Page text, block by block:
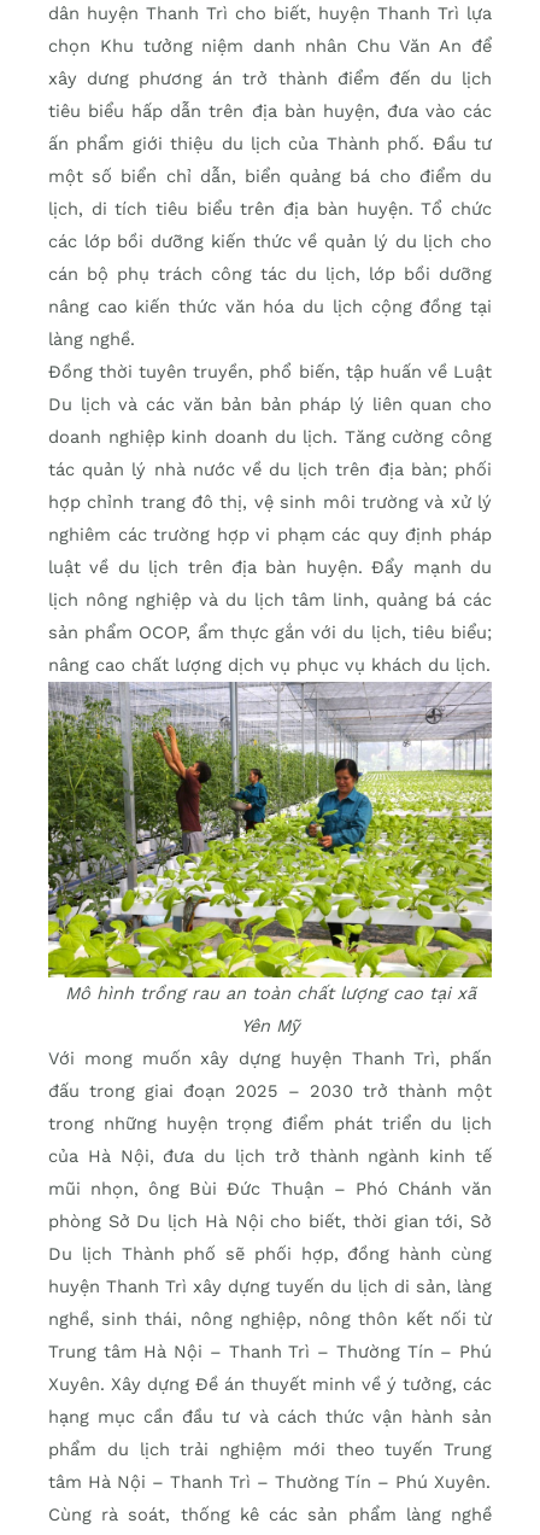
dân huyện Thanh Trì cho biết, huyện Thanh Trì lựa
chọn Khu tưởng niệm danh nhân Chu Văn An để
xây dưng phương án trở thành điểm đến du lịch
tiêu biểu hấp dẫn trên địa bàn huyện, đưa vào các
ấn phẩm giới thiệu du lịch của Thành phố. Đầu tư
một số biển chỉ dẫn, biển quảng bá cho điểm du
lịch, di tích tiêu biểu trên địa bàn huyện. Tổ chức
các lớp bồi dưỡng kiến thức về quản lý du lịch cho
cán bộ phụ trách công tác du lịch, lớp bồi dưỡng
nâng cao kiến thức văn hóa du lịch cộng đồng tại
làng nghề.
Đồng thời tuyên truyền, phổ biến, tập huấn về Luật
Du lịch và các văn bản bản pháp lý liên quan cho
doanh nghiệp kinh doanh du lịch. Tăng cường công
tác quản lý nhà nước về du lịch trên địa bàn; phối
hợp chỉnh trang đô thị, vệ sinh môi trường và xử lý
nghiêm các trường hợp vi phạm các quy định pháp
luật về du lịch trên địa bàn huyện. Đẩy mạnh du
lịch nông nghiệp và du lịch tâm linh, quảng bá các
sản phẩm OCOP, ẩm thực gắn với du lịch, tiêu biểu;
nâng cao chất lượng dịch vụ phục vụ khách du lịch.
Mô hình trồng rau an toàn chất lượng cao tại xã
Yên Mỹ
Với mong muốn xây dựng huyện Thanh Trì, phấn
đấu trong giai đoạn 2025 – 2030 trở thành một
trong những huyện trọng điểm phát triển du lịch
của Hà Nội, đưa du lịch trở thành ngành kinh tế
mũi nhọn, ông Bùi Đức Thuận – Phó Chánh văn
phòng Sở Du lịch Hà Nội cho biết, thời gian tới, Sở
Du lịch Thành phố sẽ phối hợp, đồng hành cùng
huyện Thanh Trì xây dựng tuyến du lịch di sản, làng
nghề, sinh thái, nông nghiệp, nông thôn kết nối từ
Trung tâm Hà Nội – Thanh Trì – Thường Tín – Phú
Xuyên. Xây dựng Đề án thuyết minh về ý tưởng, các
hạng mục cần đầu tư và cách thức vận hành sản
phẩm du lịch trải nghiệm mới theo tuyến Trung
tâm Hà Nội – Thanh Trì – Thường Tín – Phú Xuyên.
Cùng rà soát, thống kê các sản phẩm làng nghề